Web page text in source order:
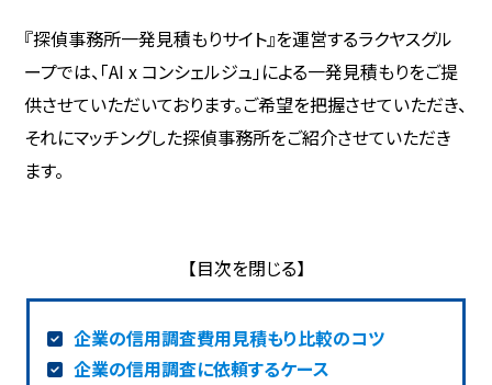
『探偵事務所一発見積もりサイト』を運営するラクヤスグル
ープでは、「AI x コンシェルジュ」による一発見積もりをご提
供させていただいております。ご希望を把握させていただき、
それにマッチングした探偵事務所をご紹介させていただき
ます。
企業の信用調査費用見積もり比較のコツ
企業の信用調査に依頼するケース